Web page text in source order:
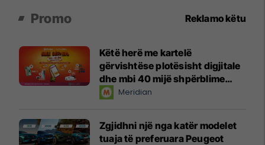
Promo Reklamo këtu
Këtë herë me kartelë
gërvishtëse plotësisht digjitale
dhe mbi 40 mijë shpërblime
instant!Meridian
Zgjidhni një nga katër modelet
tuaja të preferuara Peugeot